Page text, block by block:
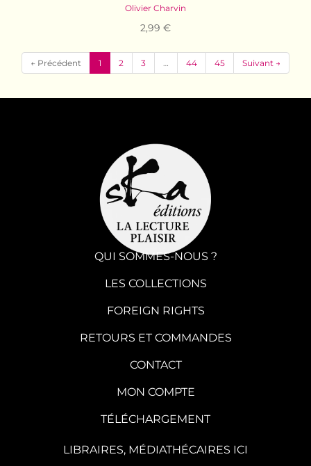
Olivier Charvin
2,99 €
← Précédent 1 (current)
2 3 44 45 Suivant →
QUI SOMMES-NOUS ?
LES COLLECTIONS
FOREIGN RIGHTS
RETOURS ET COMMANDES
CONTACT
MON COMPTE
TÉLÉCHARGEMENT
LIBRAIRES, MÉDIATHÉCAIRES ICI